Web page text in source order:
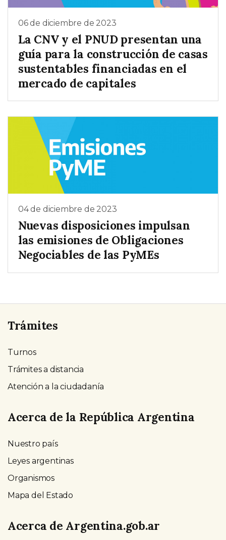
06 de diciembre de 2023
La CNV y el PNUD presentan una
guía para la construcción de casas
sustentables financiadas en el
mercado de capitales
04 de diciembre de 2023
Nuevas disposiciones impulsan
las emisiones de Obligaciones
Negociables de las PyMEs
Trámites
Turnos
Trámites a distancia
Atención a la ciudadanía
Acerca de la República Argentina
Nuestro país
Leyes argentinas
Organismos
Mapa del Estado
Acerca de Argentina.gob.ar